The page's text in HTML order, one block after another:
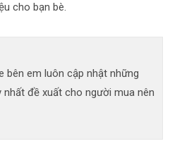
cho bạn bè.
bên em luôn cập nhật những
nhất đề xuất cho người mua nên